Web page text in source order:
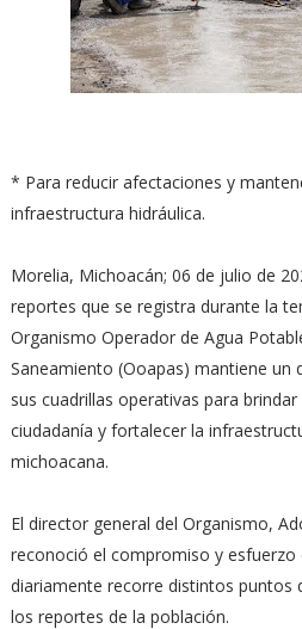
* Para reducir afectaciones y
infraestructura hidráulica.
Morelia, Michoacán; 06 de julio de
reportes que se registra durante la
Organismo Operador de Agua
Saneamiento (Ooapas) mantiene un
sus cuadrillas operativas para
ciudadanía y fortalecer la
michoacana.
El director general del Organismo,
reconoció el compromiso y esfuerzo
diariamente recorre distintos puntos
los reportes de la población.